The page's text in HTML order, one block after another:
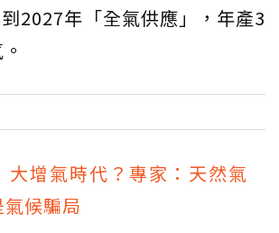
2027年「全氣供應」，年產3
大增氣時代？專家：天然氣
候騙局